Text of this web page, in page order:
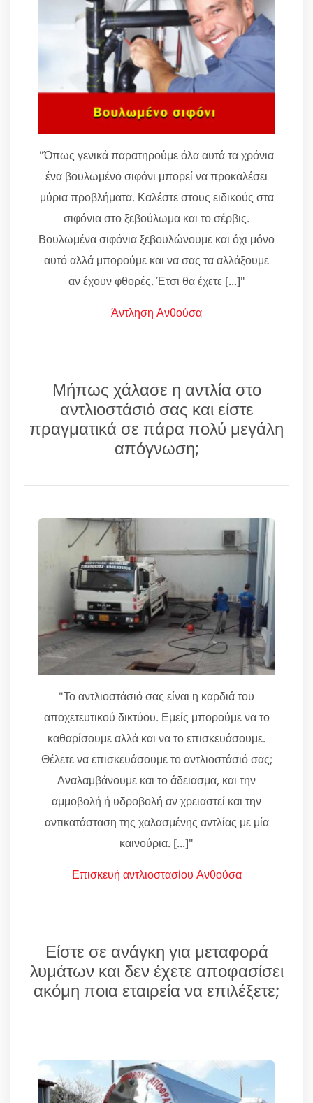
"Όπως γενικά παρατηρούμε όλα αυτά τα χρόνια
ένα βουλωμένο σιφόνι μπορεί να προκαλέσει
μύρια προβλήματα. Καλέστε στους ειδικούς στα
σιφόνια στο ξεβούλωμα και το σέρβις.
Βουλωμένα σιφόνια ξεβουλώνουμε και όχι μόνο
αυτό αλλά μπορούμε και να σας τα αλλάξουμε
αν έχουν φθορές. Έτσι θα έχετε [...]"
Άντληση Ανθούσα
Μήπως χάλασε η αντλία στο
αντλιοστάσιό σας και είστε
πραγματικά σε πάρα πολύ μεγάλη
απόγνωση;
"Το αντλιοστάσιό σας είναι η καρδιά του
αποχετευτικού δικτύου. Εμείς μπορούμε να το
καθαρίσουμε αλλά και να το επισκευάσουμε.
Θέλετε να επισκευάσουμε το αντλιοστάσιό σας;
Αναλαμβάνουμε και το άδειασμα, και την
αμμοβολή ή υδροβολή αν χρειαστεί και την
αντικατάσταση της χαλασμένης αντλίας με μία
καινούρια. [...]"
Επισκευή αντλιοστασίου Ανθούσα
Είστε σε ανάγκη για μεταφορά
λυμάτων και δεν έχετε αποφασίσει
ακόμη ποια εταιρεία να επιλέξετε;